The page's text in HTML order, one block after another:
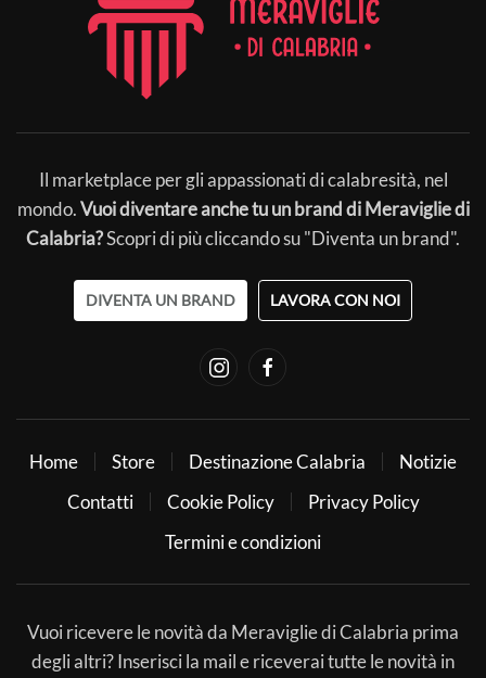
Il marketplace per gli appassionati di calabresità, nel
mondo.Vuoi diventare anche tu un brand di Meraviglie di
Calabria?Scopri di più cliccando su "Diventa un brand".
DIVENTA UN BRAND LAVORA CON NOI
Home Store Destinazione Calabria
Notizie
Contatti
Cookie Policy
Privacy Policy
Termini e condizioni
Vuoi ricevere le novità da Meraviglie di Calabria prima
degli altri? Inserisci la mail e riceverai tutte le novità in